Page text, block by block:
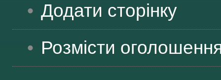
Додати сторінку
Розмісти